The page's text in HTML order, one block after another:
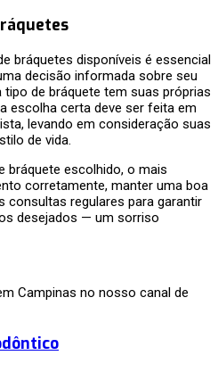
bráquetes disponíveis é essencial
decisão informada sobre seu
tipo de bráquete tem suas próprias
escolha certa deve ser feita em
levando em consideração suas
de vida.
bráquete escolhido, o mais
corretamente, manter uma boa
consultas regulares para garantir
desejados — um sorriso
Campinas no nosso canal de